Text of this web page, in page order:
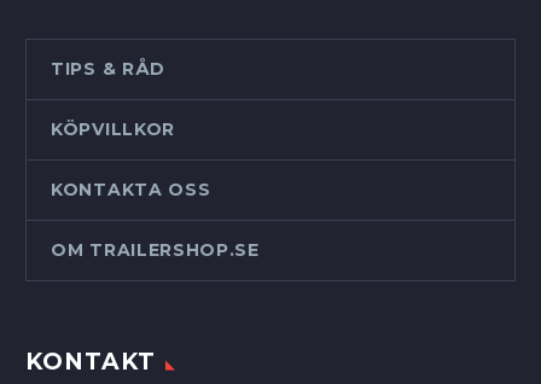
TIPS & RÅD
KÖPVILLKOR
KONTAKTA OSS
OM TRAILERSHOP.SE
KONTAKT